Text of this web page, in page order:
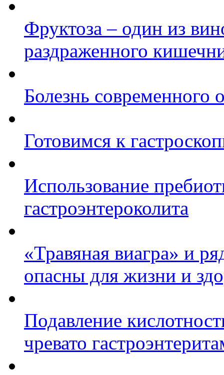
Фруктоза – один из
раздраженного
Болезнь современного
Готовимся к
Использование
гастроэнтероколита
«Травяная виагра» и
опасны для жизни и
Подавление
чревато